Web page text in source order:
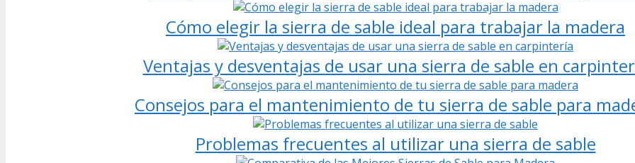
Cómo elegir la sierra de sable ideal para trabajar la madera
Ventajas y desventajas de usar una sierra de sable en
Consejos para el mantenimiento de tu sierra de sable para
Problemas frecuentes al utilizar una sierra de sable